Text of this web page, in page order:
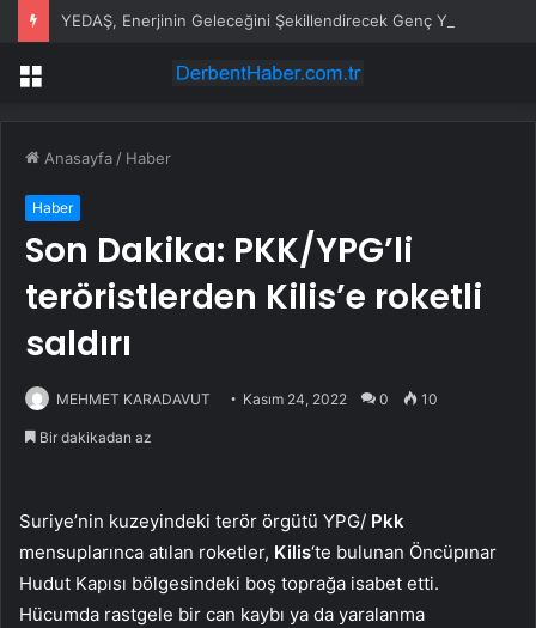
Menü
Anasayfa / Haber
Haber
Son Dakika: PKK/YPG’li
teröristlerden Kilis’e roketli
saldırı
MEHMET KARADAVUT Kasım 24, 2022 0 10
Bir dakikadan az
Suriye’nin kuzeyindeki terör örgütü YPG/ Pkk
mensuplarınca atılan roketler, Kilis‘te bulunan Öncüpınar
Hudut Kapısı bölgesindeki boş toprağa isabet etti.
Hücumda rastgele bir can kaybı ya da yaralanma